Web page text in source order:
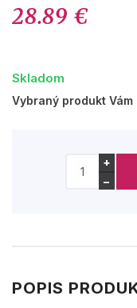
28.89 €
Skladom
Vybraný produkt Vám
+
−
POPIS